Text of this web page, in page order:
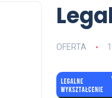
OFERTA